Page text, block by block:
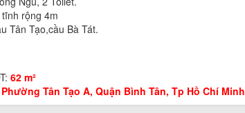
rộng 4m
Tân Tạo,cầu Bà Tát.
62 m²
Tân Tạo A, Quận Bình Tân, Tp Hồ Chí Minh